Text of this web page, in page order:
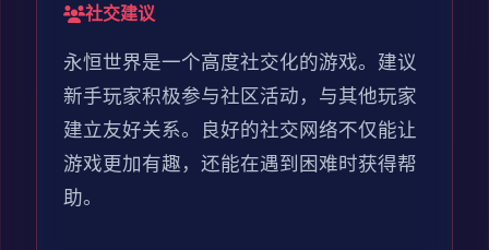
社交建议
永恒世界是一个高度社交化的游戏。建议
新手玩家积极参与社区活动，与其他玩家
建立友好关系。良好的社交网络不仅能让
游戏更加有趣，还能在遇到困难时获得帮
助。